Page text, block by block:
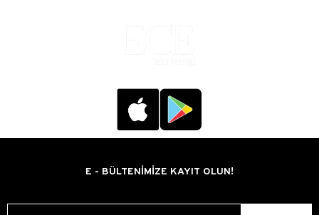
E - BÜLTENİMİZE KAYIT OLUN!